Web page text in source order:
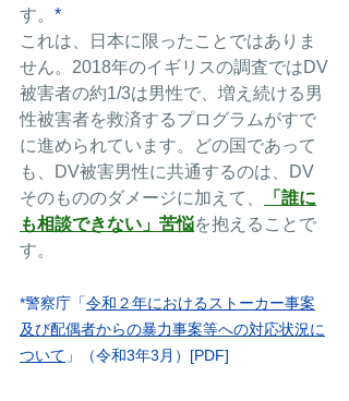
す。 *
これは、日本に限ったことではありま
せん。2018年のイギリスの調査ではDV
被害者の約1/3は男性で、増え続ける男
性被害者を救済するプログラムがすで
に進められています。どの国であって
も、DV被害男性に共通するのは、DV
そのもののダメージに加えて、
「誰に
も相談できない」苦悩を抱えることで
す。
*警察庁「令和２年におけるストーカー事案
及び配偶者からの暴力事案等への対応状況に
ついて 」（令和3年3月）[PDF]